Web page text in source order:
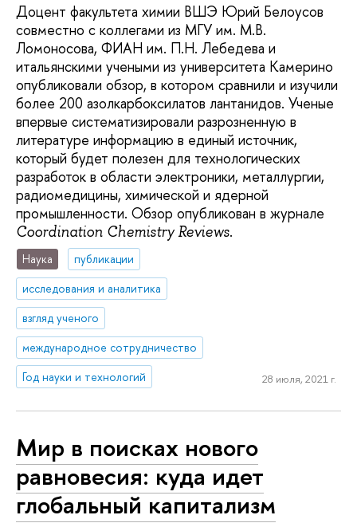
Доцент факультета химии ВШЭ Юрий Белоусов
совместно с коллегами из МГУ им. М.В.
Ломоносова, ФИАН им. П.Н. Лебедева и
итальянскими учеными из университета Камерино
опубликовали обзор, в котором сравнили и изучили
более 200 азолкарбоксилатов лантанидов. Ученые
впервые систематизировали разрозненную в
литературе информацию в единый источник,
который будет полезен для технологических
разработок в области электроники, металлургии,
радиомедицины, химической и ядерной
промышленности. Обзор опубликован в журнале
Coordination Chemistry Reviews.
Наука
публикации
исследования и аналитика
взгляд ученого
международное сотрудничество
Год науки и технологий
28 июля, 2021 г.
Мир в поисках нового
равновесия: куда идет
глобальный капитализм